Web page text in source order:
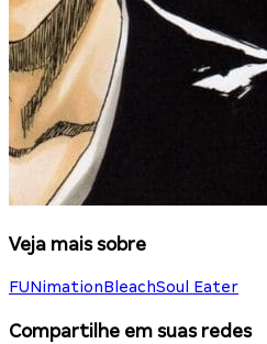
Veja mais sobre
FUNimationBleachSoul Eater
Compartilhe em suas redes